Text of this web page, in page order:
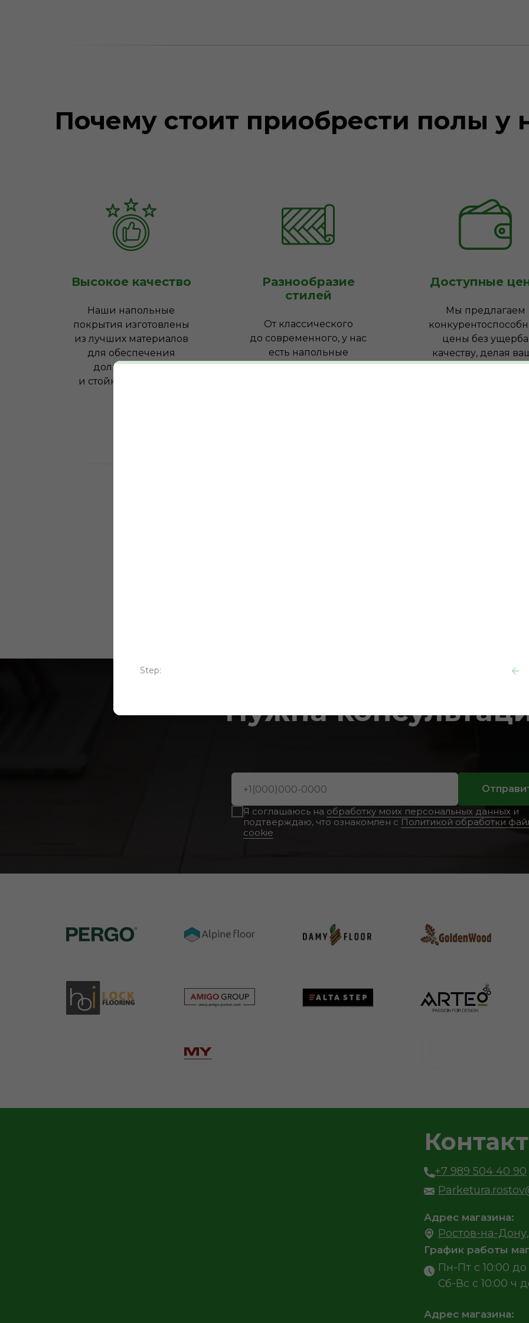
Step:
Почему стоит приобрести полы у
Высокое качество
Наши напольные
покрытия изготовлены
из лучших материалов
для обеспечения
долговечности
и стойкости к износу
Разнообразие
стилей
От классического
до современного, у нас
есть напольные
покрытия, чтобы
Доступные
Мы предлагаем
цены без ущерба
качеству, делая
обновление
Нужна
Я соглашаюсь на обработку моих персональных данных и
подтверждаю, что ознакомлен с Политикой обработки
cookie
График работы
+7 989 504 40 90
Ростов-на-
Пн-Пт с 10:00 до
Сб-Вс с 10:00 ч
Адрес магазина:
Адрес магазина: